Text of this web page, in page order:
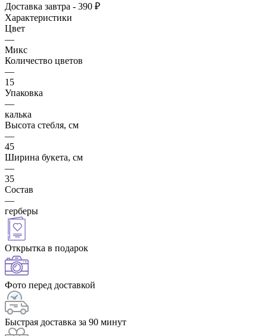
Доставка завтра - 390 ₽
Характеристики
Цвет
—
Микс
Количество цветов
—
15
Упаковка
—
калька
Высота стебля, см
—
45
Ширина букета, см
—
35
Состав
—
герберы
Открытка в подарок
Фото перед доставкой
Быстрая доставка за 90 минут